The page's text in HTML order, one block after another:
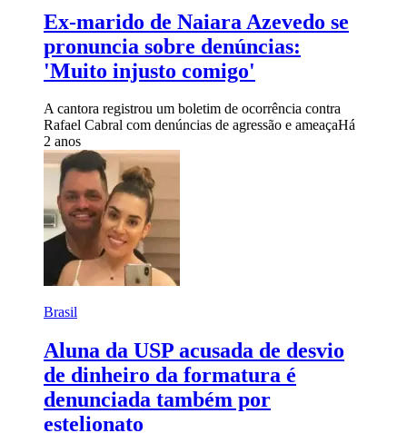
Ex-marido de Naiara Azevedo se
pronuncia sobre denúncias:
'Muito injusto comigo'
A cantora registrou um boletim de ocorrência contra
Rafael Cabral com denúncias de agressão e ameaçaHá
2 anos
Brasil
Aluna da USP acusada de desvio
de dinheiro da formatura é
denunciada também por
estelionato